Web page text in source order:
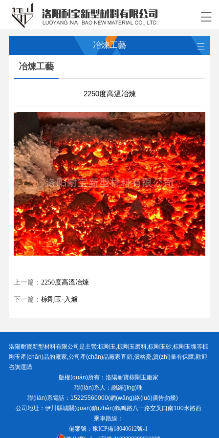
冶煉工藝
冶煉工藝
2250度高溫冶煉
上一篇： 2250度高溫冶煉
下一篇： 棕剛玉-入爐
洛陽耐寶新型材料有限公司 是主營:棕剛玉,棕剛玉磨料,棕剛玉砂,棕剛玉塊等棕
剛玉產(chǎn)品的廠家,公司產(chǎn)品廠家直銷,價格憂,質(zhì)量有保障,歡迎
咨詢選購.
版權(quán)所有： 洛陽耐寶棕剛玉廠家
聯(lián)系人：謝經(jīng)理
聯(lián)系電話：15225560000(網(wǎng)絡(luò)廣告勿擾)
公司地址：伊川縣城關(guān)鎮(zhèn)鶴鳴路八一路交叉口南100米路西
乘車路線：
備案號：豫ICP備18040612號-1